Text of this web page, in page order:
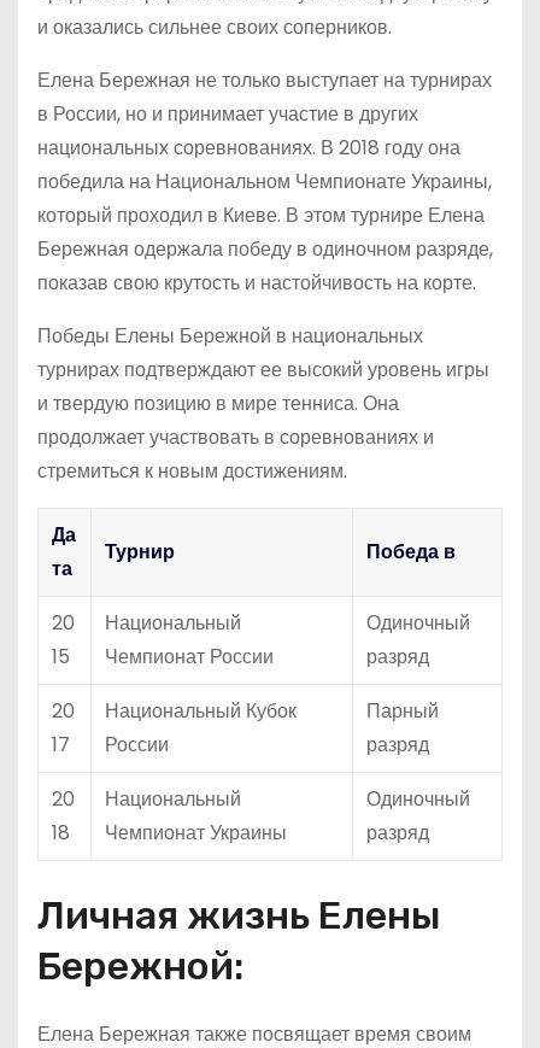
и оказались сильнее своих соперников.
Елена Бережная не только выступает на турнирах
в России, но и принимает участие в других
национальных соревнованиях. В 2018 году она
победила на Национальном Чемпионате Украины,
который проходил в Киеве. В этом турнире Елена
Бережная одержала победу в одиночном разряде,
показав свою крутость и настойчивость на корте.
Победы Елены Бережной в национальных
турнирах подтверждают ее высокий уровень игры
и твердую позицию в мире тенниса. Она
продолжает участвовать в соревнованиях и
стремиться к новым достижениям.
Да
та
Турнир Победа в
20
15
Национальный
Чемпионат России
Одиночный
разряд
20
17
Национальный Кубок
России
Парный
разряд
20
18
Национальный
Чемпионат Украины
Одиночный
разряд
Личная жизнь Елены
Бережной:
Елена Бережная также посвящает время своим